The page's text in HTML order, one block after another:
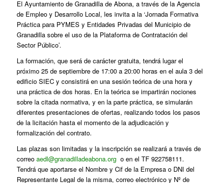
El Ayuntamiento de Granadilla de Abona, a través de la Agencia
de Empleo y Desarrollo Local, les invita a la ‘Jornada Formativa
Práctica para PYMES y Entidades Privadas del Municipio de
Granadilla sobre el uso de la Plataforma de Contratación del
Sector Público’.
La formación, que será de carácter gratuita, tendrá lugar el
próximo 25 de septiembre de 17:00 a 20:00 horas en el aula 3 del
edificio SIEC y consistirá en una sesión teórica de una hora y
una práctica de dos horas. En la teórica se impartirán nociones
sobre la citada normativa, y en la parte práctica, se simularán
diferentes presentaciones de ofertas, realizando todos los pasos
de la licitación hasta el momento de la adjudicación y
formalización del contrato.
Las plazas son limitadas y la inscripción se realizará a través de
correo aedl@granadilladeabona.orgo en el TF 922758111.
Tendrá que aportarse el Nombre y Cif de la Empresa o DNI del
Representante Legal de la misma, correo electrónico y Nº de